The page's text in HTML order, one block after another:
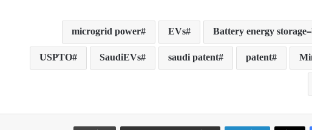
Battery energy
EVs
microgrid power
patent
saudi patent
SaudiEVs
USPTO